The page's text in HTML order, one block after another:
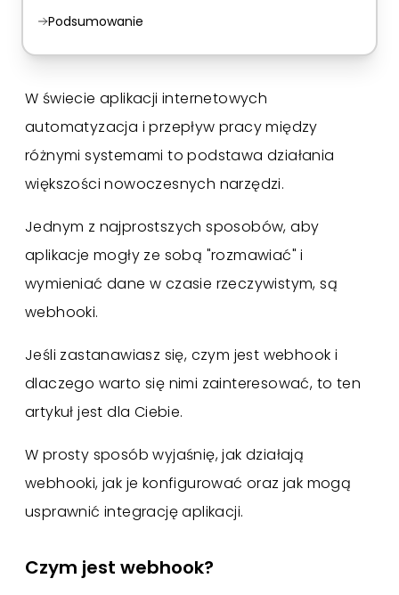
Podsumowanie
W świecie aplikacji internetowych
automatyzacja i przepływ pracy między
różnymi systemami to podstawa działania
większości nowoczesnych narzędzi.
Jednym z najprostszych sposobów, aby
aplikacje mogły ze sobą "rozmawiać" i
wymieniać dane w czasie rzeczywistym, są
webhooki.
Jeśli zastanawiasz się, czym jest webhook i
dlaczego warto się nimi zainteresować, to ten
artykuł jest dla Ciebie.
W prosty sposób wyjaśnię, jak działają
webhooki, jak je konfigurować oraz jak mogą
usprawnić integrację aplikacji.
Czym jest webhook?